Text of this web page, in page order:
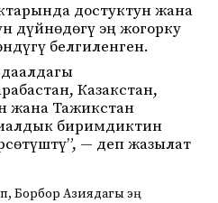
достуктун жана
дүйнөдөгү эң жогорку
белгиленген.
Казакстан,
жана Тажикстан
биримдиктин
— деп жазылат
Борбор Азиядагы эң